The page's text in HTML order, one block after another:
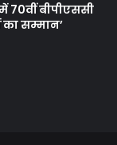
70वीं बीपीएससी
सम्मान’